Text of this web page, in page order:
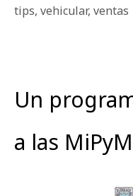
tips, vehicular, ventas
Un
a las